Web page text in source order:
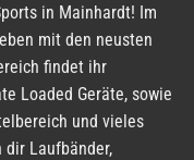
in Mainhardt! Im
mit den neusten
findet ihr
Loaded Geräte, sowie
und vieles
dir Laufbänder,